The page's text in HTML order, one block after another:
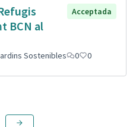
BCN al
Acceptada
Sostenibles 0 0